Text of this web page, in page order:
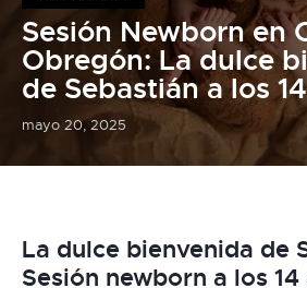
Sesión Newborn en
Obregón: La dulce
de Sebastián a los
mayo 20, 2025
La dulce bienvenida de
Sesión newborn a los 14